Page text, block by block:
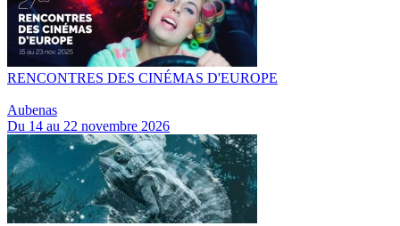
RENCONTRES DES CINÉMAS D'EUROPE
Aubenas
Du 14 au 22 novembre 2026